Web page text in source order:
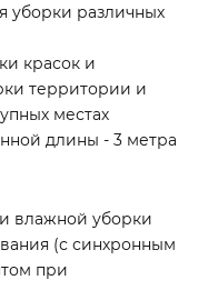
уборки различных
красок и
территории и
местах
длины - 3 метра
влажной уборки
(с синхронным
при